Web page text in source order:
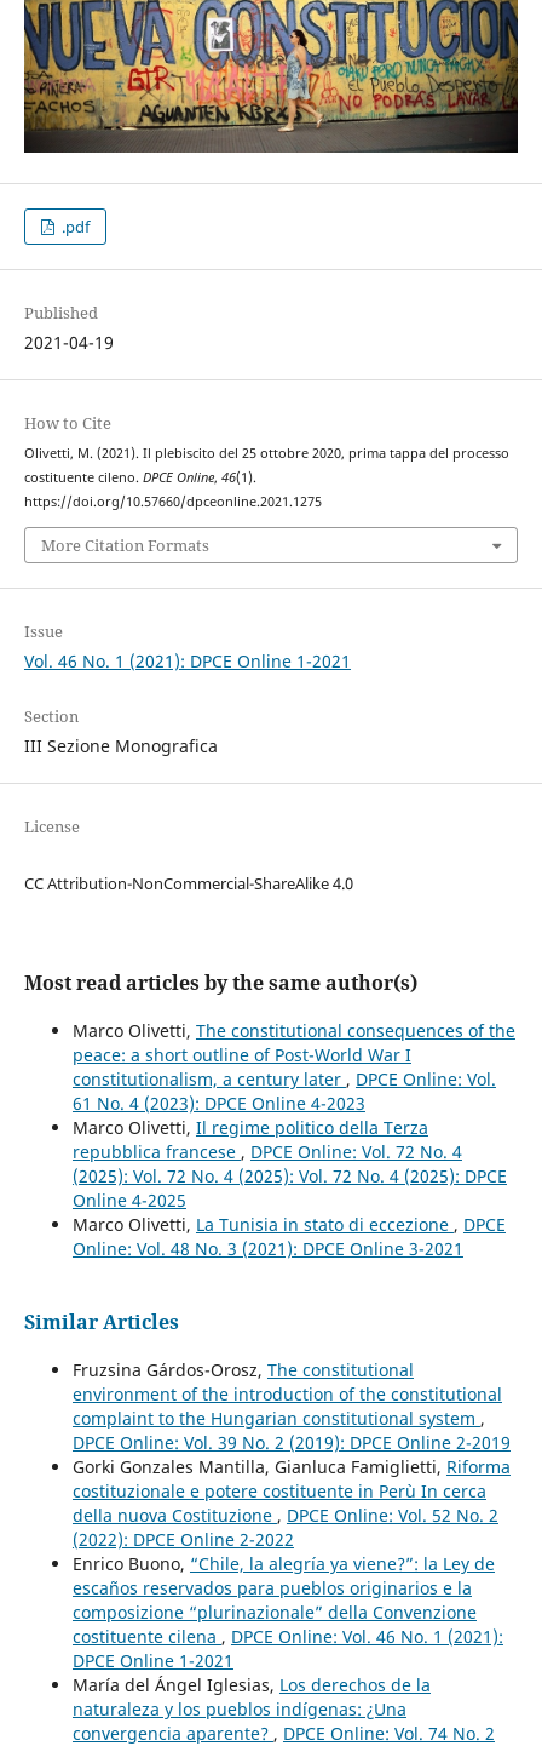
.pdf
Published
2021-04-19
How to Cite
Olivetti, M. (2021). Il plebiscito del 25 ottobre 2020, prima tappa del processo
costituente cileno. DPCE Online, 46(1).
https://doi.org/10.57660/dpceonline.2021.1275
More Citation Formats
Issue
Vol. 46 No. 1 (2021): DPCE Online 1-2021
Section
III Sezione Monografica
License
CC Attribution-NonCommercial-ShareAlike 4.0
Most read articles by the same author(s)
Marco Olivetti, The constitutional consequences of the
peace: a short outline of Post-World War I
constitutionalism, a century later , DPCE Online: Vol.
61 No. 4 (2023): DPCE Online 4-2023
Marco Olivetti, Il regime politico della Terza
repubblica francese , DPCE Online: Vol. 72 No. 4
(2025): Vol. 72 No. 4 (2025): Vol. 72 No. 4 (2025): DPCE
Online 4-2025
Marco Olivetti, La Tunisia in stato di eccezione , DPCE
Online: Vol. 48 No. 3 (2021): DPCE Online 3-2021
Similar Articles
Fruzsina Gárdos-Orosz, The constitutional
environment of the introduction of the constitutional
complaint to the Hungarian constitutional system ,
DPCE Online: Vol. 39 No. 2 (2019): DPCE Online 2-2019
Gorki Gonzales Mantilla, Gianluca Famiglietti, Riforma
costituzionale e potere costituente in Perù In cerca
della nuova Costituzione , DPCE Online: Vol. 52 No. 2
(2022): DPCE Online 2-2022
Enrico Buono, “Chile, la alegría ya viene?”: la Ley de
escaños reservados para pueblos originarios e la
composizione “plurinazionale” della Convenzione
costituente cilena , DPCE Online: Vol. 46 No. 1 (2021):
DPCE Online 1-2021
María del Ángel Iglesias, Los derechos de la
naturaleza y los pueblos indígenas: ¿Una
convergencia aparente? , DPCE Online: Vol. 74 No. 2